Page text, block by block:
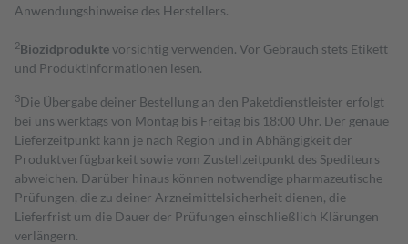
Anwendungshinweise des Herstellers.
2Biozidproduktevorsichtig verwenden. Vor Gebrauch stets Etikett
und Produktinformationen lesen.
3Die Übergabe deiner Bestellung an den Paketdienstleister erfolgt
bei uns werktags von Montag bis Freitag bis 18:00 Uhr. Der genaue
Lieferzeitpunkt kann je nach Region und in Abhängigkeit der
Produktverfügbarkeit sowie vom Zustellzeitpunkt des Spediteurs
abweichen. Darüber hinaus können notwendige pharmazeutische
Prüfungen, die zu deiner Arzneimittelsicherheit dienen, die
Lieferfrist um die Dauer der Prüfungen einschließlich Klärungen
verlängern.